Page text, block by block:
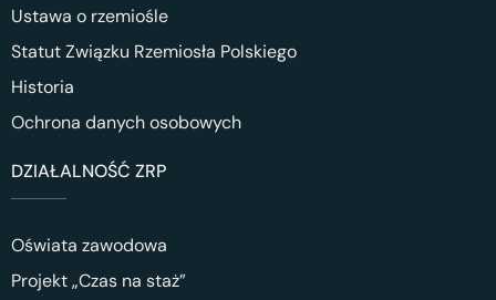
Ustawa o rzemiośle
Statut Związku Rzemiosła Polskiego
Historia
Ochrona danych osobowych
DZIAŁALNOŚĆ ZRP
Oświata zawodowa
Projekt „Czas na staż”